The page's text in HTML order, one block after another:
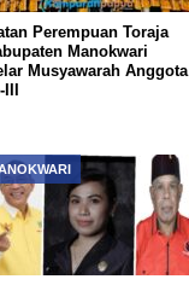
Perempuan Toraja
Manokwari
Musyawarah Anggota